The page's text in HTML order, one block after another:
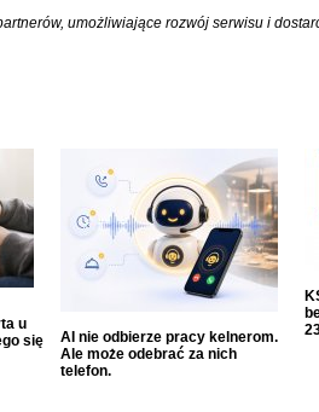
umożliwiające rozwój serwisu i
u
się
AI nie odbierze pracy kelnerom.
Ale może odebrać za nich
telefon.